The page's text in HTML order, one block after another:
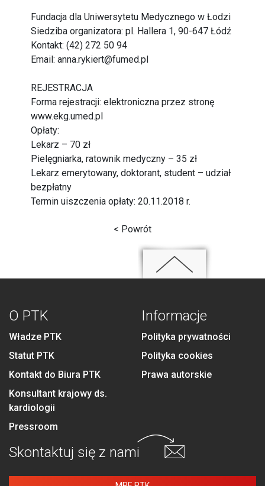
Fundacja dla Uniwersytetu Medycznego w Łodzi
Siedziba organizatora: pl. Hallera 1, 90-647 Łódź
Kontakt: (42) 272 50 94
Email: anna.rykiert@fumed.pl
REJESTRACJA
Forma rejestracji: elektroniczna przez stronę
www.ekg.umed.pl
Opłaty:
Lekarz – 70 zł
Pielęgniarka, ratownik medyczny – 35 zł
Lekarz emerytowany, doktorant, student – udział
bezpłatny
Termin uiszczenia opłaty: 20.11.2018 r.
< Powrót
O PTK
Władze PTK
Statut PTK
Kontakt do Biura PTK
Konsultant krajowy ds.
kardiologii
Pressroom
Informacje
Polityka prywatności
Polityka cookies
Prawa autorskie
Skontaktuj się z nami